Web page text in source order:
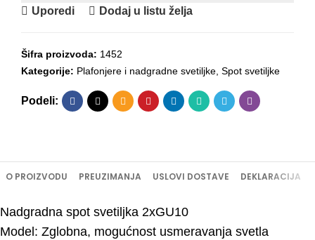
Uporedi
Dodaj u listu želja
Šifra proizvoda: 1452
Kategorije: Plafonjere i nadgradne svetiljke, Spot svetiljke
Podeli:
O PROIZVODU PREUZIMANJA USLOVI DOSTAVE DEKLARACIJA
Nadgradna spot svetiljka 2xGU10
Model: Zglobna, mogućnost usmeravanja svetla